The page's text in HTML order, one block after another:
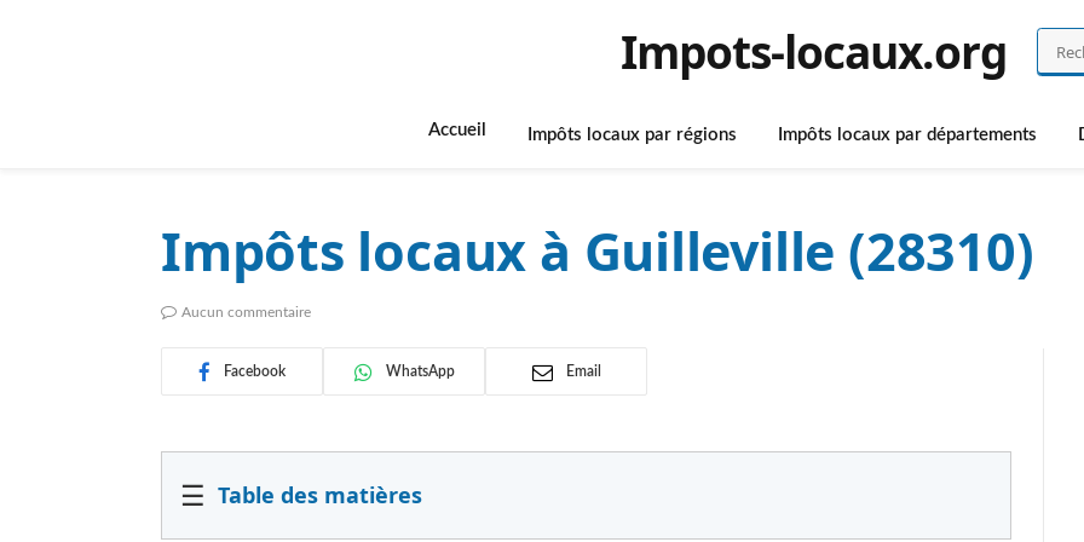
Impots-locaux.org
Accueil Impôts locaux par régions Impôts locaux par départements
Impôts locaux à Guilleville (28310)
Aucun commentaire
Facebook WhatsApp Email
☰ Table des matières